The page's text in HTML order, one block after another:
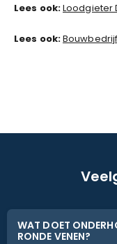
Lees ook:Loodgieter
Lees ook:
WAT DOET
RONDE VENEN?